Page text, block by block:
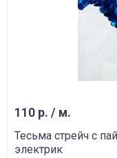
110 р. / м.
Тесьма стрейч с
электрик